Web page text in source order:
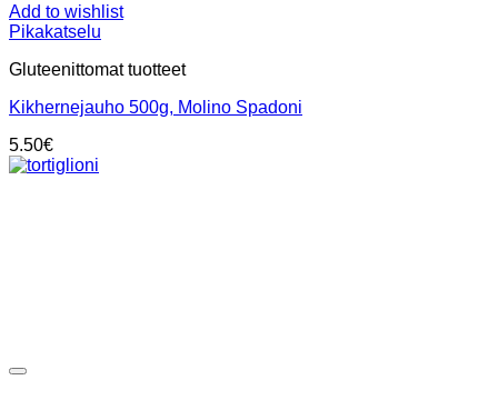
Add to wishlist
Pikakatselu
Gluteenittomat tuotteet
Kikhernejauho 500g, Molino Spadoni
5.50€